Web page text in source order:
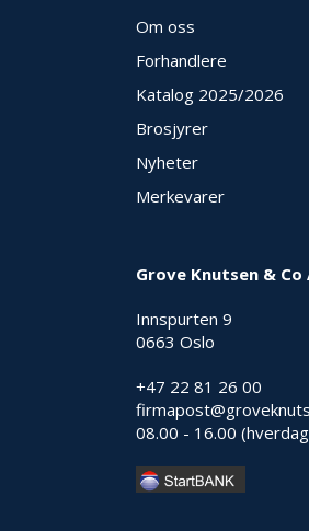
Om oss
Forhandlere
Katalog 2025/2026
Brosjyrer
Nyheter
Merkevarer
Grove Knutsen & Co
Innspurten 9
0663 Oslo
+47 22 81 26 00
08.00 - 16.00